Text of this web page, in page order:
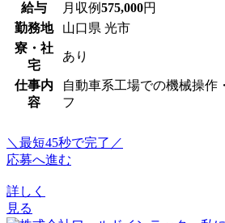
給与 月収例575,000円
勤務地
山口県 光市
寮・社
宅
あり
仕事内
容
自動車系工場での機械操作
フ
＼最短45秒で完了／
応募へ進む
詳しく
見る